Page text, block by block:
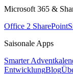
Microsoft 365 &
Office 2 SharePoint
Saisonale Apps
Smarter
EntwicklungBlog